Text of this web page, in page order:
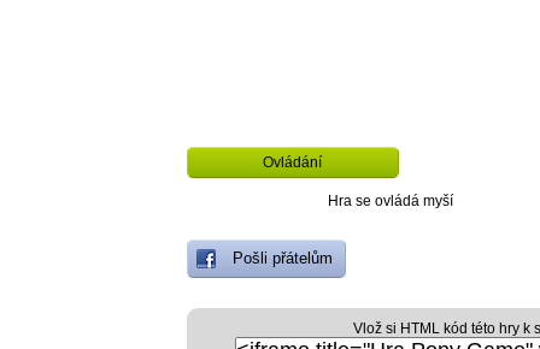
Ovládání
Hra se ovládá myší
Pošli přátelům
Vlož si HTML kód této hry k